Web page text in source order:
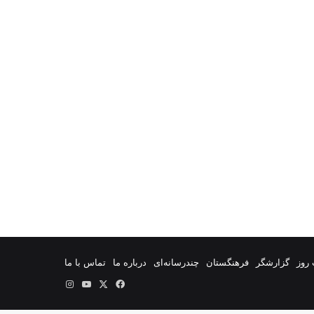
گزارشگر فرهنگستان چندرسانه‌ای درباره ما
تماس با ما
فیس
یوتیوب